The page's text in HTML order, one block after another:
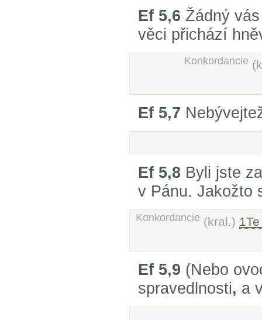
Ef 5,6 Žádný
věci přichází
Konkordancie
Ef 5,7
Ef 5,8 Byli jste
v Pánu. Jakožto
Konkordancie (kral.)
Ef 5,9 (Nebo
spravedlnosti, a